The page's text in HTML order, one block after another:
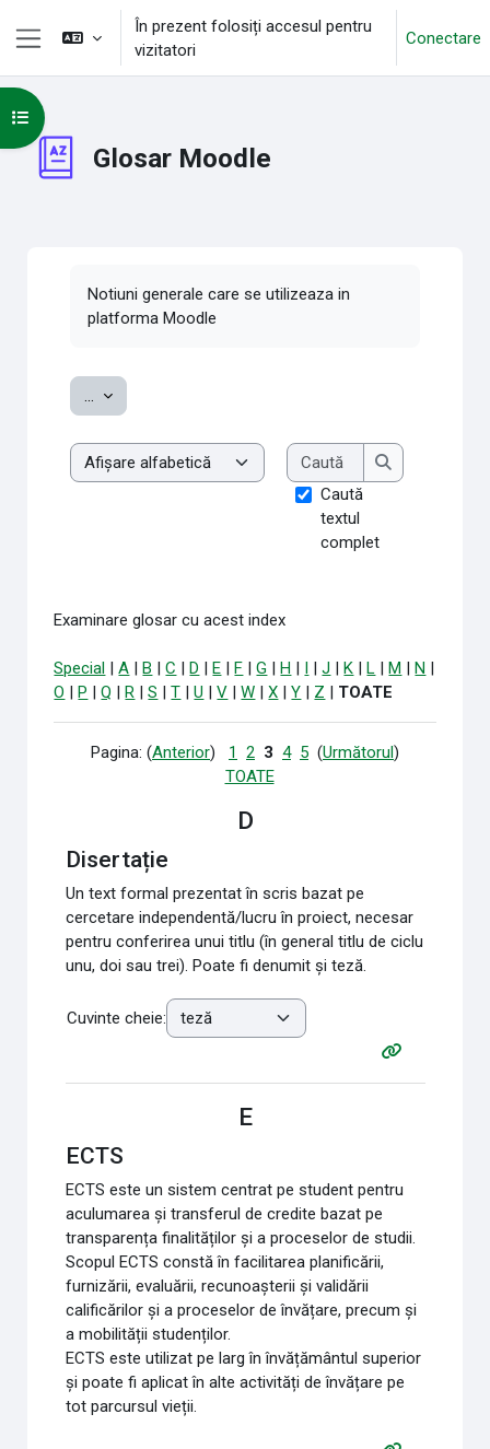
Sari la conţinutul principal
Panou lateral
În prezent folosiți accesul pentru
vizitatori
Conectare
Glosar Moodle
Deschide Indexul cursului
Notiuni generale care se utilizeaza in
platforma Moodle
... Exportați noțiuni
Examinare glosar cu acest index
Caută
Caută
Caută
textul
complet
Examinare glosar cu acest index
Special |A |B |C |D |E |F |G |H | I |J |K |L |M |N |
O |P |Q |R |S |T |U |V |W |X |Y | Z | TOATE
Pagina: (Anterior) 1 2 3 4 5 (Următorul)
TOATE
D
Disertație
Un text formal prezentat în scris bazat pe
cercetare independentă/lucru în proiect, necesar
pentru conferirea unui titlu (în general titlu de ciclu
unu, doi sau trei). Poate fi denumit și teză.
Cuvinte cheie:
E
ECTS
ECTS este un sistem centrat pe student pentru
aculumarea și transferul de credite bazat pe
transparența finalităților și a proceselor de studii.
Scopul ECTS constă în facilitarea planificării,
furnizării, evaluării, recunoașterii și validării
calificărilor și a proceselor de învățare, precum și
a mobilității studenților.
ECTS este utilizat pe larg în învățământul superior
și poate fi aplicat în alte activități de învățare pe
tot parcursul vieții.